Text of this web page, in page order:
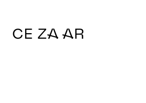
CE ZA AR